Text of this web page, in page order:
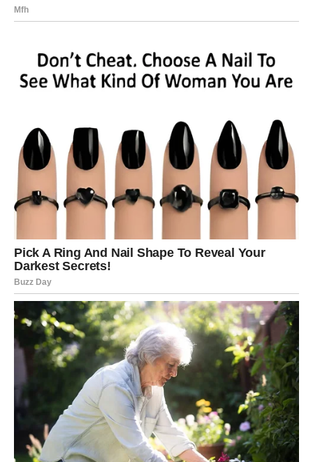
Unutrašnja promena
preispitivali. To nije bila slabost, već priprema. Sada
izlazite iz tog perioda jači, sigurniji i sa jasnim osećajem
Ljubav
U ljubavi dolazi faza u kojoj birate kvalitet, a ne
kompromis. Ako ste u vezi, odnos se ili stabilizuje i
produbljuje, ili jasno pokazuje da više nema svrhu. Ako
ste sami, pred vama je mogućnost odnosa koji se temelji
na uzajamnom poštovanju i razumevanju. Ovo je ljubav
Posao i svakodnevni život
Device ulaze u period u kojem se njihov trud isplaćuje.
Možda kroz novu priliku, priznanje ili jednostavno osećaj
da su konačno na pravom mestu. Više ne radite da biste
dokazali svoju vrednost – radite jer znate da vredite.
Poruka za Devicu:
Vaša snaga je u mudrosti koju ste
stekli kroz bol.